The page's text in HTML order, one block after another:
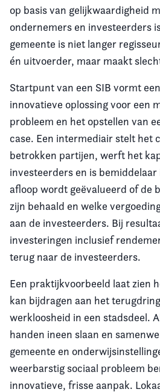
op basis van gelijkwaardigheid
ondernemers en investeerders
gemeente is niet langer
én uitvoerder, maar maakt
Startpunt van een SIB vormt
innovatieve oplossing voor een
probleem en het opstellen van
case. Een intermediair stelt het
betrokken partijen, werft het
investeerders en is
afloop wordt geëvalueerd of de
zijn behaald en welke
aan de investeerders. Bij
investeringen inclusief
terug naar de investeerders.
Een praktijkvoorbeeld laat zien
kan bijdragen aan het
werkloosheid in een stadsdeel.
handen ineen slaan en
gemeente en
weerbarstig sociaal probleem
innovatieve, frisse aanpak.